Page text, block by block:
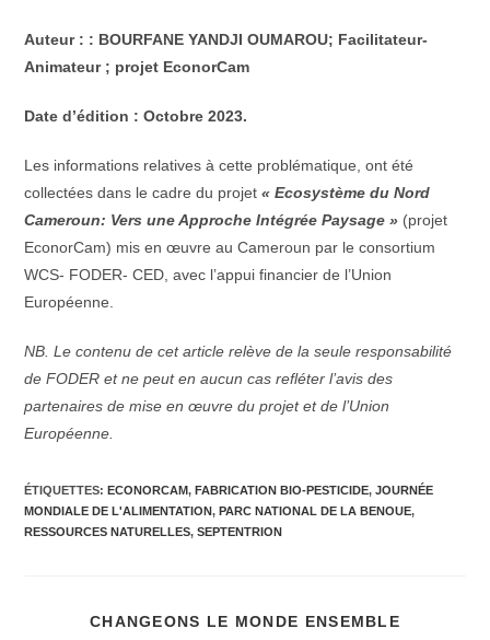
Auteur : : BOURFANE YANDJI OUMAROU; Facilitateur-
Animateur ; projet EconorCam
Date d’édition : Octobre 2023.
Les informations relatives à cette problématique, ont été
collectées dans le cadre du projet« Ecosystème du Nord
Cameroun: Vers une Approche Intégrée Paysage » (projet
EconorCam) mis en œuvre au Cameroun par le consortium
WCS- FODER- CED, avec l’appui financier de l’Union
Européenne.
NB. Le contenu de cet article relève de la seule responsabilité
de FODER et ne peut en aucun cas refléter l’avis des
partenaires de mise en œuvre du projet et de l’Union
Européenne.
ÉTIQUETTES:ECONORCAM, FABRICATION BIO-PESTICIDE, JOURNÉE
MONDIALE DE L'ALIMENTATION, PARC NATIONAL DE LA BENOUE,
RESSOURCES NATURELLES, SEPTENTRION
CHANGEONS LE MONDE ENSEMBLE